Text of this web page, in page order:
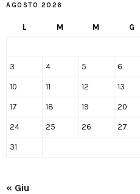
AGOSTO 2026
L M M G
3 4 5 6
10 11 12 13
17 18 19 20
24 25 26 27
31
« Giu